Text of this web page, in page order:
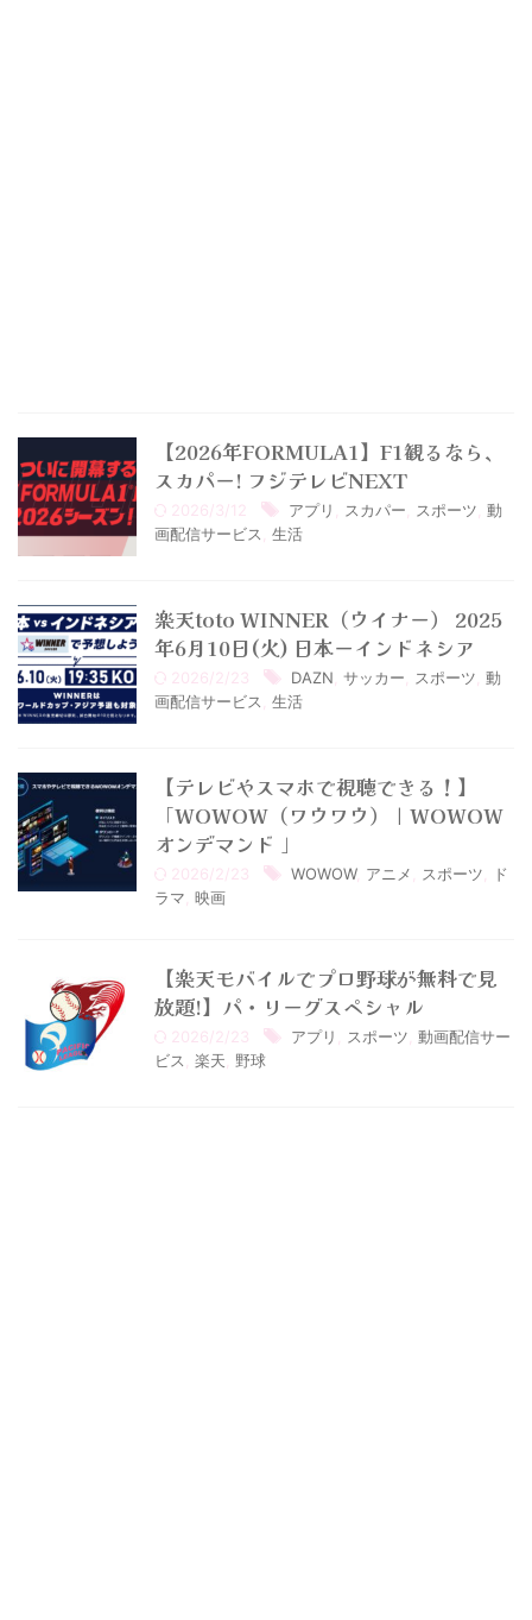
【2026年FORMULA1】F1観るなら、
スカパー! フジテレビNEXT
2026/3/12 アプリ スカパー スポーツ 動
画配信サービス
生活
楽天toto WINNER（ウイナー） 2025
年6月10日(火) 日本ーインドネシア
2026/2/23 DAZN サッカー スポーツ 動
画配信サービス
生活
【テレビやスマホで視聴できる！】
「WOWOW（ワウワウ）｜WOWOW
オンデマンド 」
2026/2/23 WOWOW, アニメ スポーツ
ド
ラマ 映画
【楽天モバイルでプロ野球が無料で見
放題!】パ・リーグスペシャル
2026/2/23 アプリ スポーツ 動画配信サー
ビス
楽天 野球